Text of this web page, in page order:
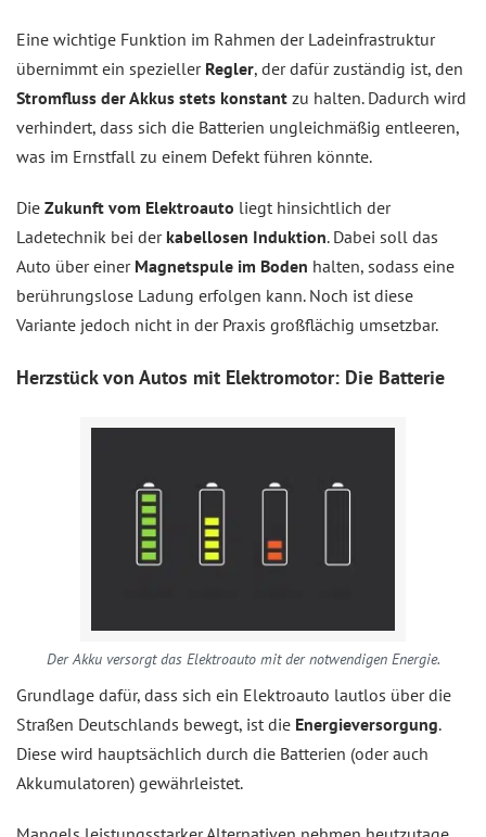
Eine wichtige Funktion im Rahmen der Ladeinfrastruktur
übernimmt ein spezieller Regler, der dafür zuständig ist, den
Stromfluss der Akkus stets konstant zu halten. Dadurch wird
verhindert, dass sich die Batterien ungleichmäßig entleeren,
was im Ernstfall zu einem Defekt führen könnte.
Die Zukunft vom Elektroauto liegt hinsichtlich der
Ladetechnik bei der kabellosen Induktion. Dabei soll das
Auto über einer Magnetspule im Boden halten, sodass eine
berührungslose Ladung erfolgen kann. Noch ist diese
Variante jedoch nicht in der Praxis großflächig umsetzbar.
Herzstück von Autos mit Elektromotor: Die Batterie
Der Akku versorgt das Elektroauto mit der notwendigen Energie.
Grundlage dafür, dass sich ein Elektroauto lautlos über die
Straßen Deutschlands bewegt, ist die Energieversorgung.
Diese wird hauptsächlich durch die Batterien (oder auch
Akkumulatoren) gewährleistet.